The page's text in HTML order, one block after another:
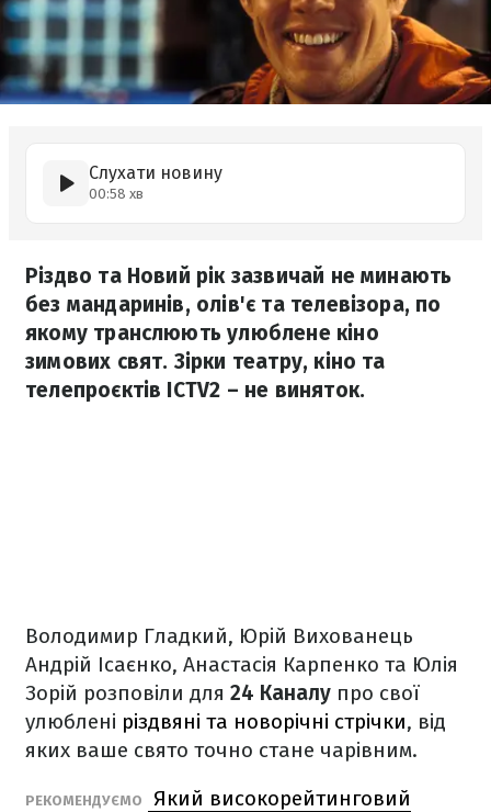
Слухати новину
00:58 хв
Різдво та Новий рік зазвичай не минають
без мандаринів, олів'є та телевізора, по
якому транслюють улюблене кіно
зимових свят. Зірки театру, кіно та
телепроєктів ICTV2 – не виняток.
Володимир Гладкий, Юрій Вихованець
Андрій Ісаєнко, Анастасія Карпенко та Юлія
Зорій розповіли для 24 Каналу про свої
улюблені різдвяні та новорічні стрічки, від
яких ваше свято точно стане чарівним.
РЕКОМЕНДУЄМО
Який високорейтинговий